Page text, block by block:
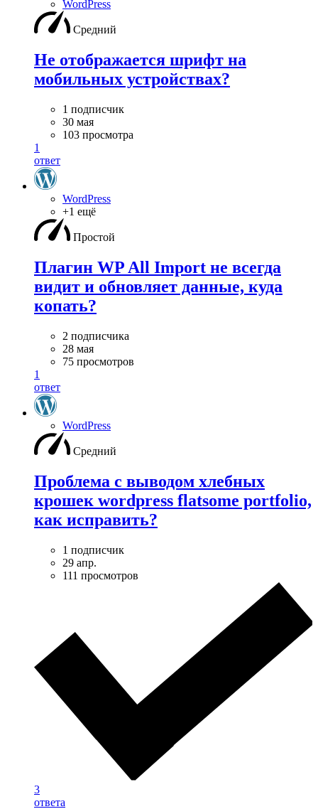
WordPress
Средний
Не отображается шрифт на
мобильных устройствах?
1 подписчик
30 мая
103 просмотра
1
ответ
WordPress
+1 ещё
Простой
Плагин WP All Import не всегда
видит и обновляет данные, куда
копать?
2 подписчика
28 мая
75 просмотров
1
ответ
WordPress
Средний
Проблема с выводом хлебных
крошек wordpress flatsome portfolio,
как исправить?
1 подписчик
29 апр.
111 просмотров
3
ответа